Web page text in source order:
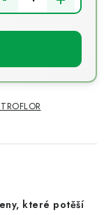
které potěší